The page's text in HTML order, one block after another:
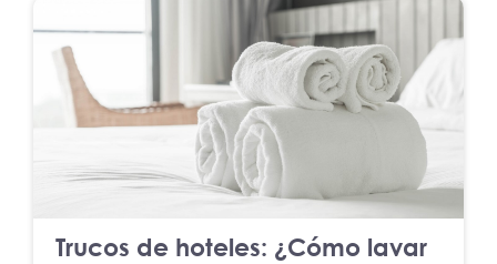
Trucos de hoteles: ¿Cómo lavar